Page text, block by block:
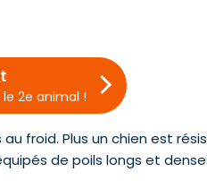
2e animal !
froid. Plus un chien est
de poils longs et